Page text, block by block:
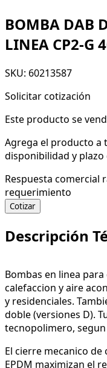
BOMBA DAB
LINEA CP2-G
SKU: 60213587
Solicitar cotización
Este producto se
Agrega el producto a
disponibilidad y plazo
Respuesta comercial
requerimiento
Cotizar
Descripción
Bombas en linea
calefaccion y aire
y residenciales.
doble (versiones D).
tecnopolimero,
El cierre mecanico
EPDM maximizan el